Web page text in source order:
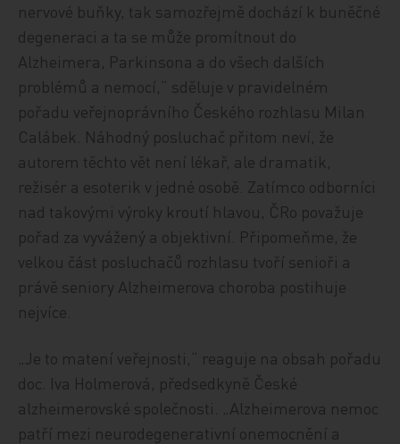
nervové buňky, tak samozřejmě dochází k buněčné
degeneraci a ta se může promítnout do
Alzheimera, Parkinsona a do všech dalších
problémů a nemocí,“ sděluje v pravidelném
pořadu veřejnoprávního Českého rozhlasu Milan
Calábek. Náhodný posluchač přitom neví, že
autorem těchto vět není lékař, ale dramatik,
režisér a esoterik v jedné osobě. Zatímco odborníci
nad takovými výroky kroutí hlavou, ČRo považuje
pořad za vyvážený a objektivní. Připomeňme, že
velkou část posluchačů rozhlasu tvoří senioři a
právě seniory Alzheimerova choroba postihuje
nejvíce.
„Je to matení veřejnosti,“ reaguje na obsah pořadu
doc. Iva Holmerová, předsedkyně České
alzheimerovské společnosti. „Alzheimerova nemoc
patří mezi neurodegenerativní onemocnění a